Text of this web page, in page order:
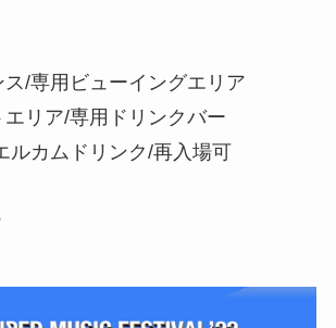
/専用ビューイングエリア
リア/専用ドリンクバー
ルカムドリンク/再入場可